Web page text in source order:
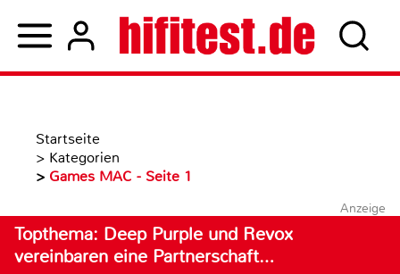
Startseite
> Kategorien
> Games MAC - Seite 1
Anzeige
Topthema: Deep Purple und Revox
vereinbaren eine Partnerschaft…